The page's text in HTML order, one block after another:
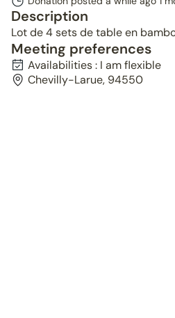
Description
Lot de 4 sets de table en
Meeting preferences
Availabilities : I am flexible
Chevilly-Larue, 94550